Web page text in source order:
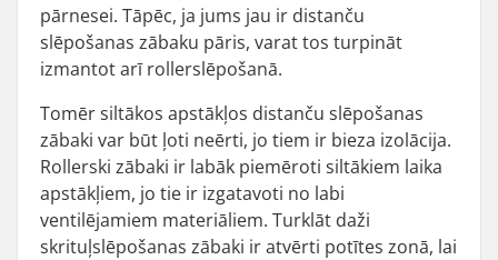
pārnesei. Tāpēc, ja jums jau ir distanču
slēpošanas zābaku pāris, varat tos turpināt
izmantot arī rollerslēpošanā.
Tomēr siltākos apstākļos distanču slēpošanas
zābaki var būt ļoti neērti, jo tiem ir bieza izolācija.
Rollerski zābaki ir labāk piemēroti siltākiem laika
apstākļiem, jo tie ir izgatavoti no labi
ventilējamiem materiāliem. Turklāt daži
skrituļslēpošanas zābaki ir atvērti potītes zonā, lai